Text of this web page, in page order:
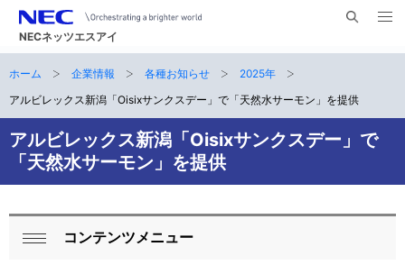
NECネッツエスアイ
索
メ
ナ
ビ
ゲ
ョ
サ
イ
ト
の
現
ホーム 企業情報 各種お知らせ
2025年
アルビレックス新潟「Oisixサンクスデー」で「天然水サーモン」を提供
アルビレックス新潟「Oisixサンクスデー」で
「天然水サーモン」を提供
ロ
コンテンツメニュー